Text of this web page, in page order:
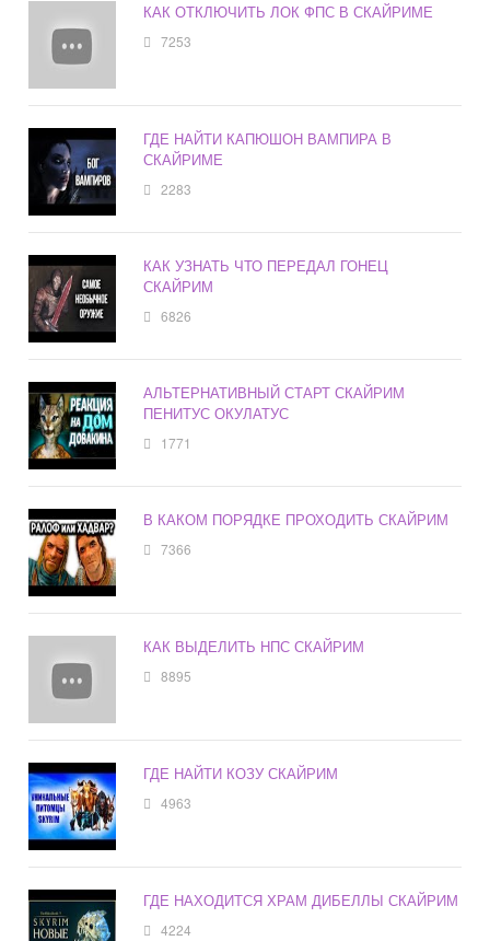
КАК ОТКЛЮЧИТЬ ЛОК ФПС В СКАЙРИМЕ
7253
ГДЕ НАЙТИ КАПЮШОН ВАМПИРА В
СКАЙРИМЕ
2283
КАК УЗНАТЬ ЧТО ПЕРЕДАЛ ГОНЕЦ
СКАЙРИМ
6826
АЛЬТЕРНАТИВНЫЙ СТАРТ СКАЙРИМ
ПЕНИТУС ОКУЛАТУС
1771
В КАКОМ ПОРЯДКЕ ПРОХОДИТЬ СКАЙРИМ
7366
КАК ВЫДЕЛИТЬ НПС СКАЙРИМ
8895
ГДЕ НАЙТИ КОЗУ СКАЙРИМ
4963
ГДЕ НАХОДИТСЯ ХРАМ ДИБЕЛЛЫ СКАЙРИМ
4224